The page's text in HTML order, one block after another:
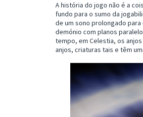
A história do jogo não é a
fundo para o sumo da
de um sono prolongado
demónio com planos
tempo, em Celestia, os
anjos, criaturas tais e têm